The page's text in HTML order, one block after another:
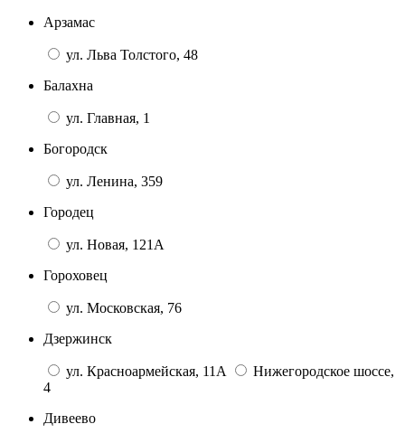
Арзамас
ул. Льва Толстого, 48
Балахна
ул. Главная, 1
Богородск
ул. Ленина, 359
Городец
ул. Новая, 121А
Гороховец
ул. Московская, 76
Дзержинск
ул. Красноармейская, 11А
Нижегородское шоссе,
4
Дивеево